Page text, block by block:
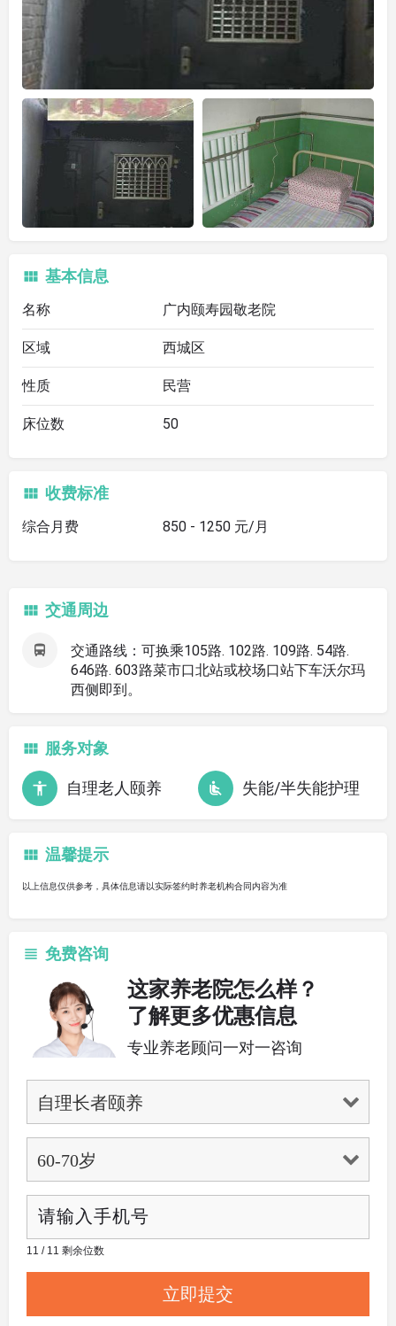
基本信息
名称 广内颐寿园敬老院
区域 西城区
性质 民营
床位数 50
收费标准
综合月费 850 - 1250 元/月
交通周边
交通路线：可换乘105路. 102路. 109路. 54路.
646路. 603路菜市口北站或校场口站下车沃尔玛
西侧即到。
服务对象
自理老人颐养 失能/半失能护理
温馨提示
以上信息仅供参考，具体信息请以实际签约时养老机构合同内容为准
免费咨询
这家养老院怎么样？
了解更多优惠信息
专业养老顾问一对一咨询
11 / 11 剩余位数